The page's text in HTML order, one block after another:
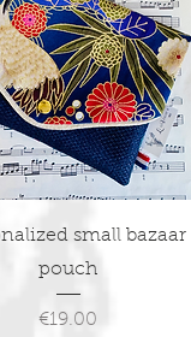
Quick Viewsmall bazaar
pouch
Price
€19.00